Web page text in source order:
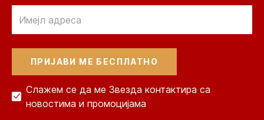
Слажем се да ме Звезда контактира са
новостима и промоцијама